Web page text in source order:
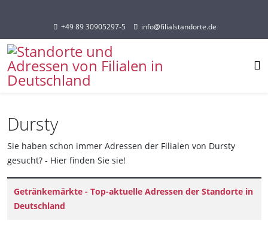
Sprache auswählen
+49 89 30905297-5 info@filialstandorte.de
Dursty
Sie haben schon immer Adressen der Filialen von Dursty
gesucht? - Hier finden Sie sie!
Titel
Getränkemärkte - Top-aktuelle Adressen der Standorte in
Deutschland